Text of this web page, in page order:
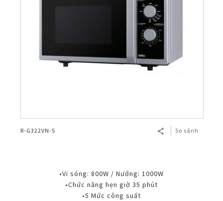
R-G322VN-S So sánh
•Vi sóng: 800W / Nướng: 1000W
•Chức năng hẹn giờ 35 phút
•5 Mức công suất